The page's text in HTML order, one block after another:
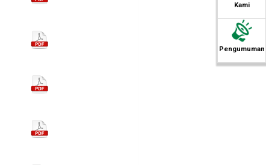
Kami
Pengumuman